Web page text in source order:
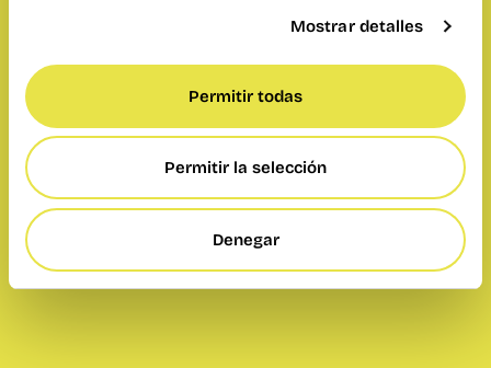
Mostrar detalles
Permitir todas
Permitir la selección
Denegar